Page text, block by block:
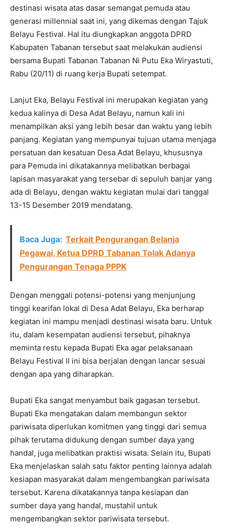
destinasi wisata atas dasar semangat pemuda atau
generasi millennial saat ini, yang dikemas dengan Tajuk
Belayu Festival. Hal itu diungkapkan anggota DPRD
Kabupaten Tabanan tersebut saat melakukan audiensi
bersama Bupati Tabanan Tabanan Ni Putu Eka Wiryastuti,
Rabu (20/11) di ruang kerja Bupati setempat.
Lanjut Eka, Belayu Festival ini merupakan kegiatan yang
kedua kalinya di Desa Adat Belayu, namun kali ini
menampilkan aksi yang lebih besar dan waktu yang lebih
panjang. Kegiatan yang mempunyai tujuan utama menjaga
persatuan dan kesatuan Desa Adat Belayu, khususnya
para Pemuda ini dikatakannya melibatkan berbagai
lapisan masyarakat yang tersebar di sepuluh banjar yang
ada di Belayu, dengan waktu kegiatan mulai dari tanggal
13-15 Desember 2019 mendatang.
Baca Juga: Terkait Pengurangan Belanja
Pegawai, Ketua DPRD Tabanan Tolak Adanya
Pengurangan Tenaga PPPK
Dengan menggali potensi-potensi yang menjunjung
tinggi kearifan lokal di Desa Adat Belayu, Eka berharap
kegiatan ini mampu menjadi destinasi wisata baru. Untuk
itu, dalam kesempatan audiensi tersebut, pihaknya
meminta restu kepada Bupati Eka agar pelaksanaan
Belayu Festival II ini bisa berjalan dengan lancar sesuai
dengan apa yang diharapkan.
Bupati Eka sangat menyambut baik gagasan tersebut.
Bupati Eka mengatakan dalam membangun sektor
pariwisata diperlukan komitmen yang tinggi dari semua
pihak terutama didukung dengan sumber daya yang
handal, juga melibatkan praktisi wisata. Selain itu, Bupati
Eka menjelaskan salah satu faktor penting lainnya adalah
kesiapan masyarakat dalam mengembangkan pariwisata
tersebut. Karena dikatakannya tanpa kesiapan dan
sumber daya yang handal, mustahil untuk
mengembangkan sektor pariwisata tersebut.